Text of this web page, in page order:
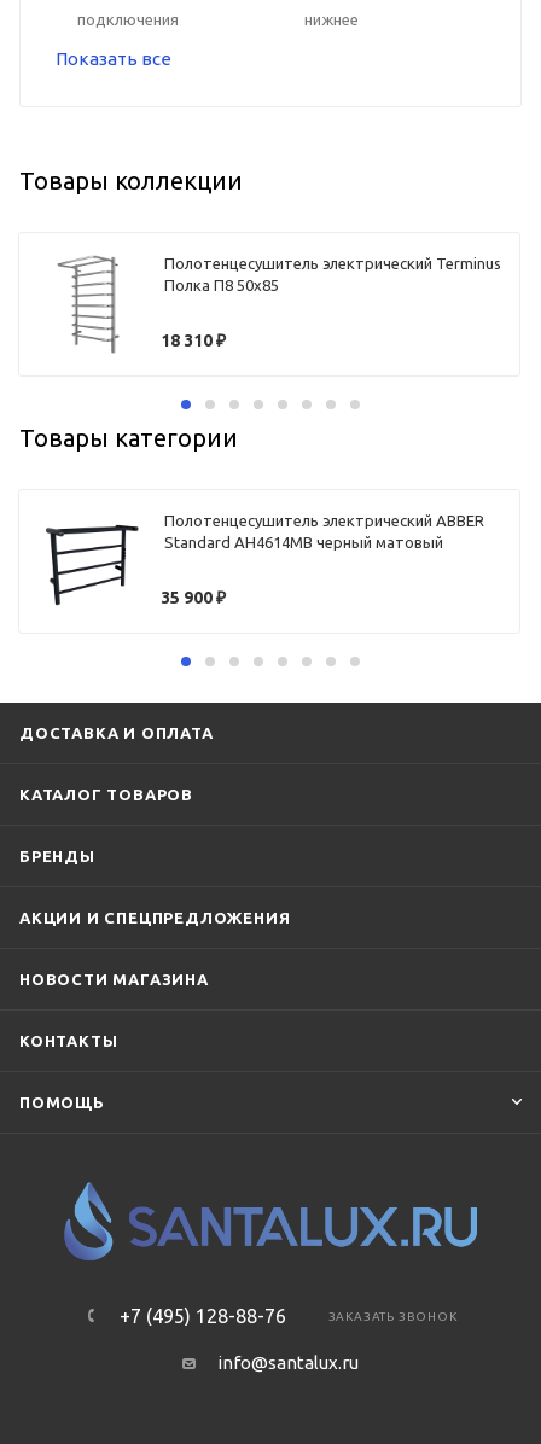
подключения
нижнее
Показать все
Товары коллекции
Полотенцесушитель электрический Terminus
Полка П8 50х85
18 310₽
Товары категории
Полотенцесушитель электрический ABBER
Standard AH4614MB черный матовый
35 900₽
ДОСТАВКА И ОПЛАТА
КАТАЛОГ ТОВАРОВ
БРЕНДЫ
АКЦИИ И СПЕЦПРЕДЛОЖЕНИЯ
НОВОСТИ МАГАЗИНА
КОНТАКТЫ
ПОМОЩЬ
+7 (495) 128-88-76 ЗАКАЗАТЬ ЗВОНОК
info@santalux.ru